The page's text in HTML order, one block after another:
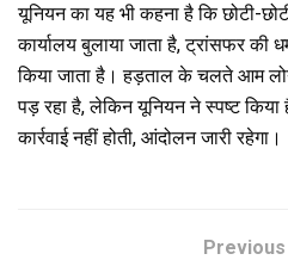
यूनियन का यह भी कहना है कि छोटी-
कार्यालय बुलाया जाता है, ट्रांसफर की
किया जाता है। हड़ताल के चलते आम
पड़ रहा है, लेकिन यूनियन ने स्पष्ट
कार्रवाई नहीं होती, आंदोलन जारी रहेगा।